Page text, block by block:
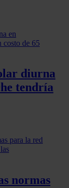
diurna
tendría
normas